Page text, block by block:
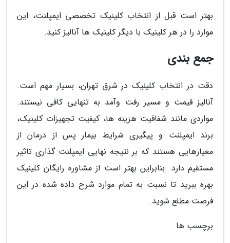
بهتر است قبل از انتخاب کلینیک تخصصی ایمپلنت، این
موارد را در هر کلینیک با دیگر کلینیک ها آنالیز کنید.
جمع بندی
دقت در انتخاب کلینیک در شرق تهران، بسیار مهم است.
آنالیز قیمت و مسیر رفت وآمد به تنهایی کافی نیستند.
مواردی مانند شفافیت هزینه ها، کیفیت تجهیزات کلینیک،
برند ایمپلنت و پیگیری شرایط بیمار پس از درمان از
معیارهایی هستند که بر نتیجه نهایی ایمپلنت گذاری تاثیر
مستقیم دارد. بنابراین بهتر است از مشاوره رایگان کلینیک
بهره ببرید تا نسبت به تمام موارد شرح داده شده در این
فرصت مطلع شوید.
برچسب ها